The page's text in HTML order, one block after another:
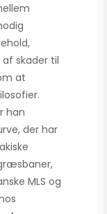
skader til
at
han
der har
MLS og